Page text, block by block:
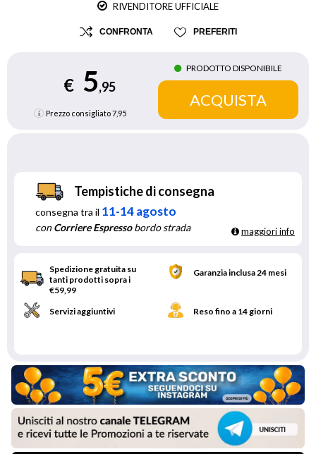
RIVENDITORE UFFICIALE
CONFRONTA PREFERITI
€ 5,95
Prezzo consigliato7,95
PRODOTTO DISPONIBILE
Tempistiche di consegna
consegna tra il 11-14 agosto
conCorriere Espressobordo strada maggiori info
Spedizione gratuita su
tanti prodotti sopra i
€59,99
Garanzia inclusa 24 mesi
Servizi aggiuntivi Reso fino a 14 giorni